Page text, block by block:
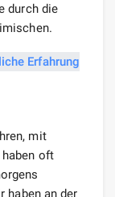
durch die
mit
oft
haben an der